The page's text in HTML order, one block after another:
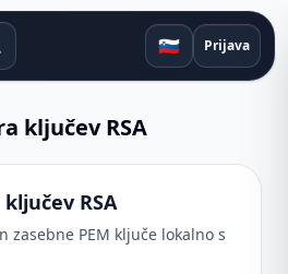
za iskanje 🇸🇮 Prijava
ključev RSA
RSA
zasebne PEM ključe lokalno s